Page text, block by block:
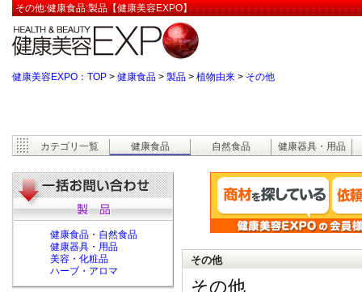
その他:健康食品:製品【健康美容EXPO】
健康美容EXPO：TOP > 健康食品 > 製品 > 植物由来 > その他
カテゴリ一覧 健康食品 自然食品 健康器具・用品
その他
その他
健康食品・自然食品
健康器具・用品
美容・化粧品
ハーブ・アロマ